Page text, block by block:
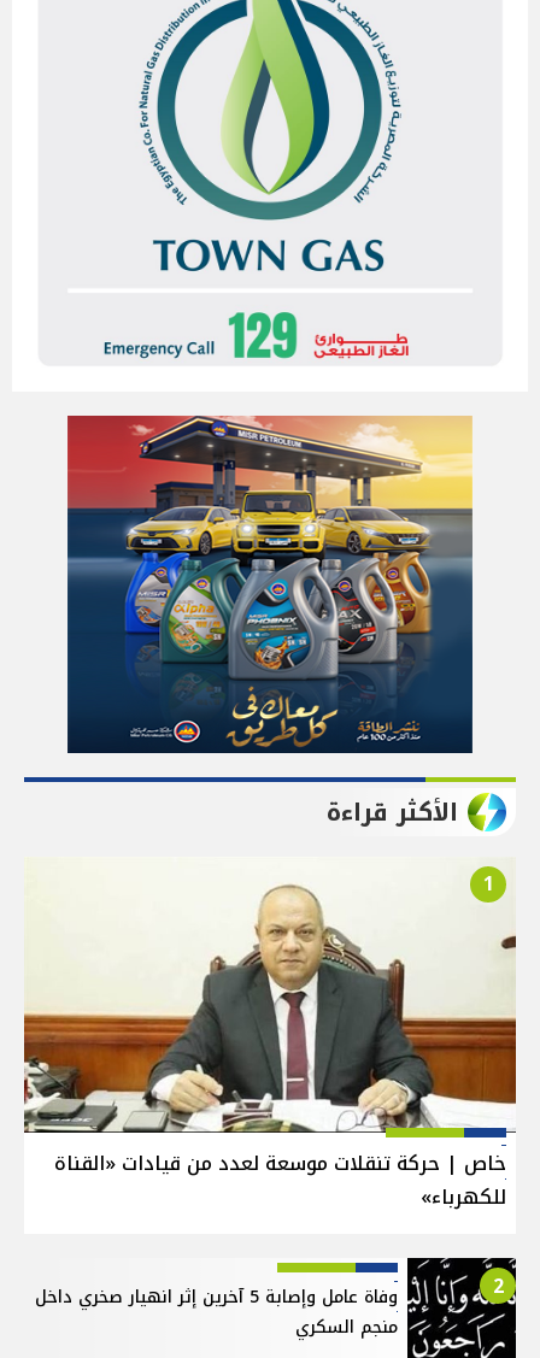
الأكثر قراءة
1
خاص | حركة تنقلات موسعة لعدد من قيادات «القناة
للكهرباء»
2
وفاة عامل وإصابة 5 آخرين إثر انهيار صخري داخل
منجم السكري